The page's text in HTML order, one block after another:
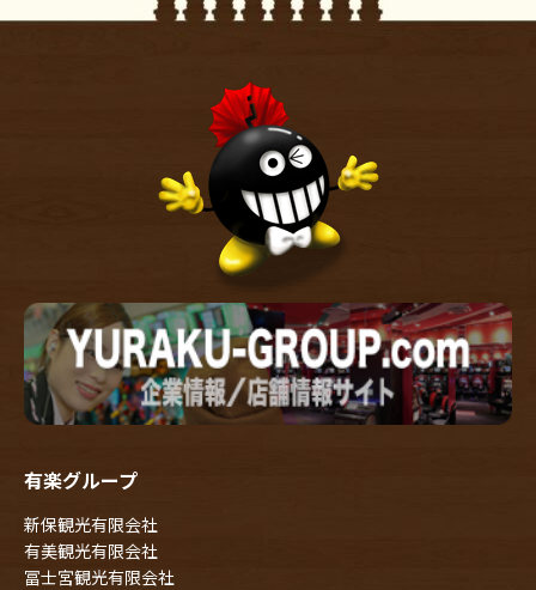
有楽グループ
新保観光有限会社
有美観光有限会社
冨士宮観光有限会社